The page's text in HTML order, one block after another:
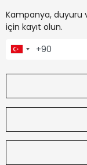
Kampanya, duyuru
için kayıt olun.